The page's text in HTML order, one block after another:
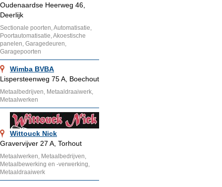
Oudenaardse Heerweg 46,
Deerlijk
Sectionale poorten, Automatisatie,
Poortautomatisatie, Akoestische
panelen, Garagedeuren,
Garagepoorten
Wimba BVBA
Lispersteenweg 75 A, Boechout
Metaalbedrijven, Metaaldraaiwerk,
Metaalwerken
Wittouck Nick
Gravervijver 27 A, Torhout
Metaalwerken, Metaalbedrijven,
Metaalbewerking en -verwerking,
Metaaldraaiwerk